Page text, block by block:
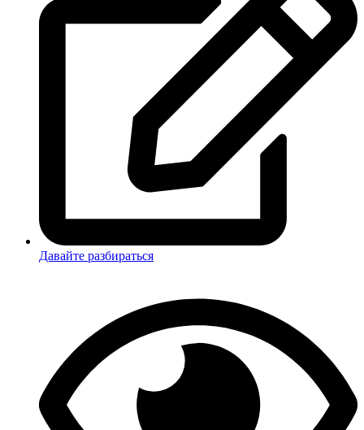
Давайте разбираться